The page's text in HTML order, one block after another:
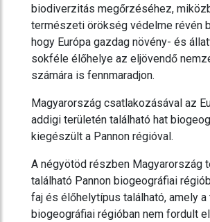
biodiverzitás megőrzéséhez,
természeti örökség védelme révén
hogy Európa gazdag növény- és
sokféle élőhelye az eljövendő
számára is fennmaradjon.
Magyarország csatlakozásával az
addigi területén található hat
kiegészült a Pannon régióval.
A négyötöd részben Magyarország
található Pannon biogeográfiai
faj és élőhelytípus található, amely
biogeográfiai régióban nem fordult